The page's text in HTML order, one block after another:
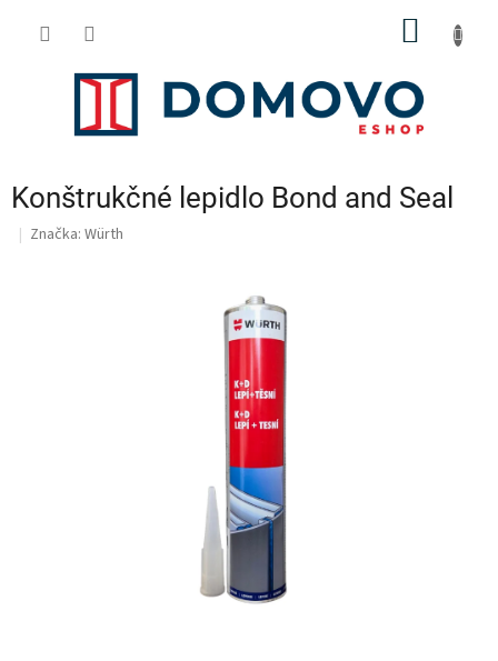
Konštrukčné lepidlo Bond and Seal
Značka: Würth